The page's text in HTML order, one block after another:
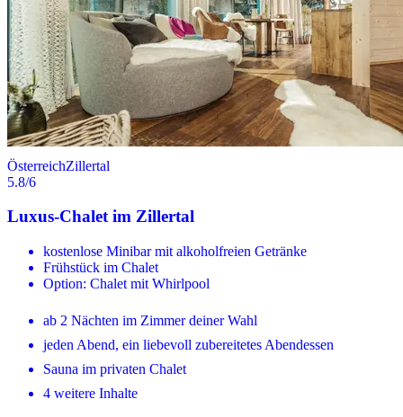
ÖsterreichZillertal
5.8/6
Luxus-Chalet im Zillertal
kostenlose Minibar mit alkoholfreien Getränke
Frühstück im Chalet
Option: Chalet mit Whirlpool
ab 2 Nächten im Zimmer deiner Wahl
jeden Abend, ein liebevoll zubereitetes Abendessen
Sauna im privaten Chalet
4 weitere Inhalte